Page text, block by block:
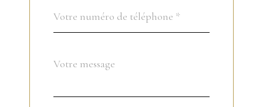
*
Fieldset
défaut
Message